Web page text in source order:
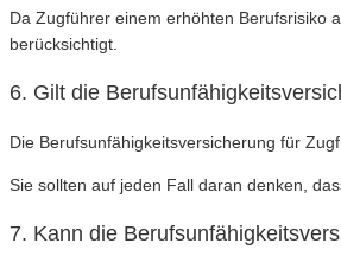
Da Zugführer einem erhöhten Berufsrisiko
berücksichtigt.
6. Gilt die
Die Berufsunfähigkeitsversicherung für
Sie sollten auf jeden Fall daran denken,
7. Kann die